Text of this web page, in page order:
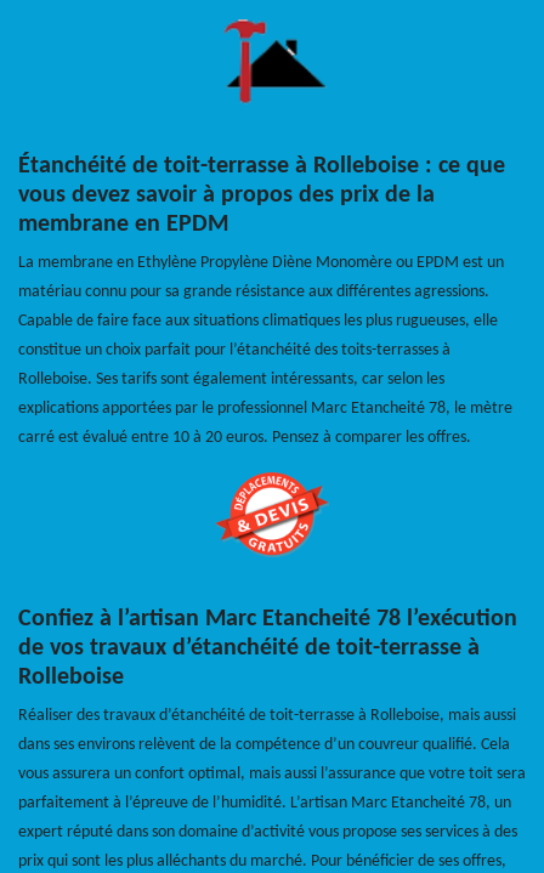
Étanchéité de toit-terrasse à Rolleboise : ce que
vous devez savoir à propos des prix de la
membrane en EPDM
La membrane en Ethylène Propylène Diène Monomère ou EPDM est un
matériau connu pour sa grande résistance aux différentes agressions.
Capable de faire face aux situations climatiques les plus rugueuses, elle
constitue un choix parfait pour l’étanchéité des toits-terrasses à
Rolleboise. Ses tarifs sont également intéressants, car selon les
explications apportées par le professionnel Marc Etancheité 78, le mètre
carré est évalué entre 10 à 20 euros. Pensez à comparer les offres.
Confiez à l’artisan Marc Etancheité 78 l’exécution
de vos travaux d’étanchéité de toit-terrasse à
Rolleboise
Réaliser des travaux d’étanchéité de toit-terrasse à Rolleboise, mais aussi
dans ses environs relèvent de la compétence d’un couvreur qualifié. Cela
vous assurera un confort optimal, mais aussi l’assurance que votre toit sera
parfaitement à l’épreuve de l’humidité. L’artisan Marc Etancheité 78, un
expert réputé dans son domaine d’activité vous propose ses services à des
prix qui sont les plus alléchants du marché. Pour bénéficier de ses offres,